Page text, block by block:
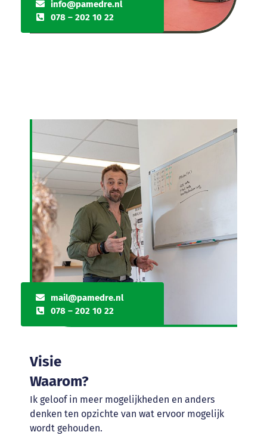
info@pamedre.nl
078 – 202 10 22
mail@pamedre.nl
078 – 202 10 22
Visie
Waarom?
Ik geloof in meer mogelijkheden en anders
denken ten opzichte van wat ervoor mogelijk
wordt gehouden.